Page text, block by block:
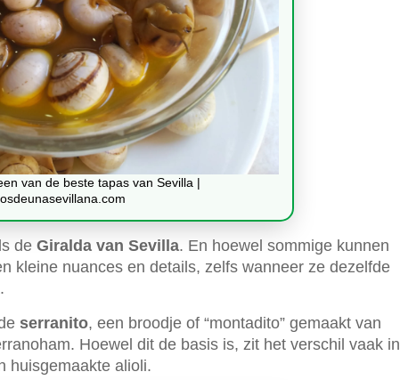
van de beste tapas van Sevilla |
de Giralda van Sevilla. En hoewel sommige kunnen
kleine nuances en details, zelfs wanneer ze dezelfde
serranito, een broodje of “montadito” gemaakt van
Hoewel dit de basis is, zit het verschil vaak in
huisgemaakte alioli.